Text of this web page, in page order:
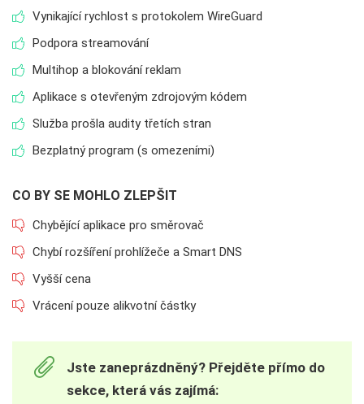
Vynikající rychlost s protokolem WireGuard
Podpora streamování
Multihop a blokování reklam
Aplikace s otevřeným zdrojovým kódem
Služba prošla audity třetích stran
Bezplatný program (s omezeními)
CO BY SE MOHLO ZLEPŠIT
Chybějící aplikace pro směrovač
Chybí rozšíření prohlížeče a Smart DNS
Vyšší cena
Vrácení pouze alikvotní částky
Jste zaneprázdněný? Přejděte přímo do
sekce, která vás zajímá: